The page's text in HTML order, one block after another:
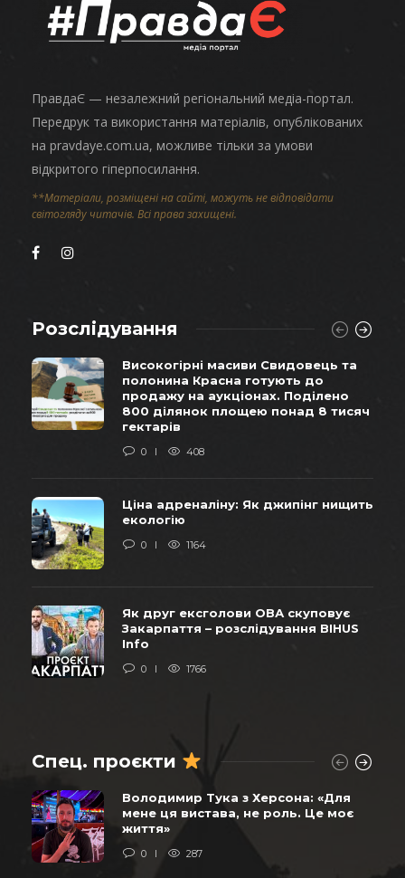
ПравдаЄ — незалежний регіональний медіа-портал.
Передрук та використання матеріалів, опублікованих
на pravdaye.com.ua, можливе тільки за умови
відкритого гіперпосилання.
**Матеріали, розміщені на сайті, можуть не відповідати
світогляду читачів. Всі права захищені.
Розслідування
Високогірні масиви Свидовець та
полонина Красна готують до
продажу на аукціонах. Поділено
800 ділянок площею понад 8 тисяч
гектарів
0 408
Ціна адреналіну: Як джипінг нищить
екологію
0 1164
Як друг ексголови ОВА скуповує
Закарпаття – розслідування BIHUS
Info
0 1766
Спец. проєкти
Володимир Тука з Херсона: «Для
мене ця вистава, не роль. Це моє
життя»
0 287